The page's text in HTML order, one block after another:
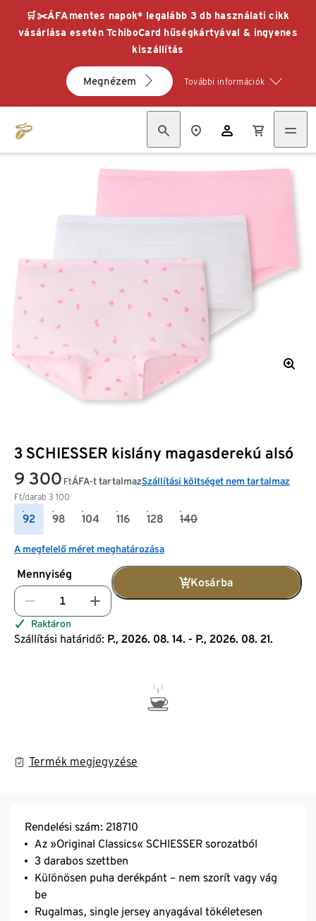
🛒✂️ÁFAmentes napok* legalább 3 db használati cikk
vásárlása esetén TchiboCard hűségkártyával & ingyenes
kiszállítás
Megnézem További információk
3 SCHIESSER kislány magasderekú alsó
9 300 Ft
Ft/darab 3 100
ÁFA-t tartalmazSzállítási költséget nem tartalmaz
92 98 104 116 128 140
A megfelelő méret meghatározása
Mennyiség
Kosárba
Raktáron
Szállítási határidő: P., 2026. 08. 14. - P., 2026. 08. 21.
Termék megjegyzése
Rendelési szám: 218710
Az »Original Classics« SCHIESSER sorozatból
3 darabos szettben
Különösen puha derékpánt – nem szorít vagy vág
be
Rugalmas, single jersey anyagával tökéletesen